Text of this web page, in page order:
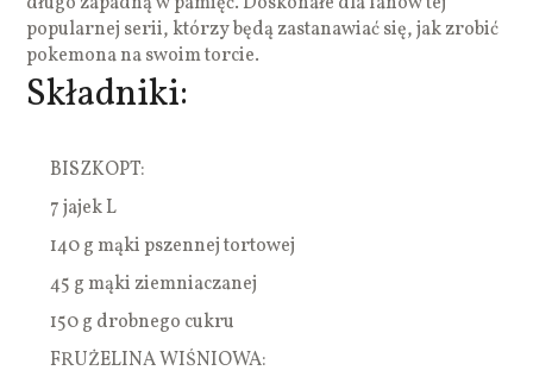
popularnej serii, którzy będą zastanawiać się, jak zrobić
pokemona na swoim torcie.
Składniki:
BISZKOPT:
7 jajek L
140 g mąki pszennej tortowej
45 g mąki ziemniaczanej
150 g drobnego cukru
FRUŻELINA WIŚNIOWA: